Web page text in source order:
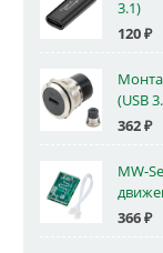
3.1)
120₽
(USB
362₽
MW-
366₽